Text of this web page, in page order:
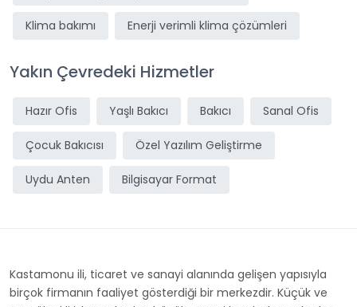
Klima bakımı Enerji verimli klima çözümleri
Yakın Çevredeki Hizmetler
Hazır Ofis Yaşlı Bakıcı Bakıcı Sanal Ofis
Çocuk Bakıcısı Özel Yazılım Geliştirme
Uydu Anten Bilgisayar Format
Kastamonu ili, ticaret ve sanayi alanında gelişen yapısıyla
birçok firmanın faaliyet gösterdiği bir merkezdir. Küçük ve